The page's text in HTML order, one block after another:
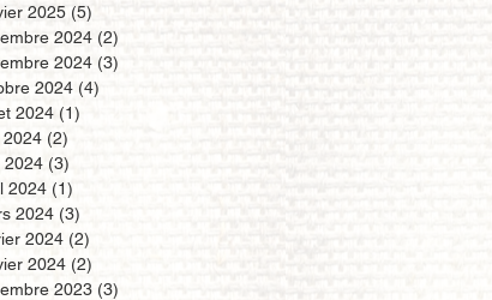
2025 (5)
2024 (2)
2024 (3)
2024 (4)
2024 (1)
2024 (2)
2024 (3)
2024 (1)
2024 (3)
2024 (2)
2024 (2)
2023 (3)